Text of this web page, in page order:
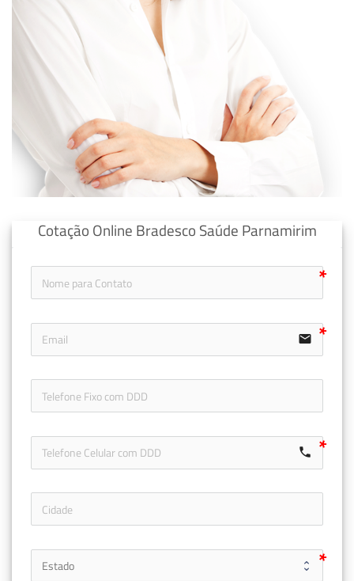
Cotação Online Bradesco Saúde Parnamirim
email
call